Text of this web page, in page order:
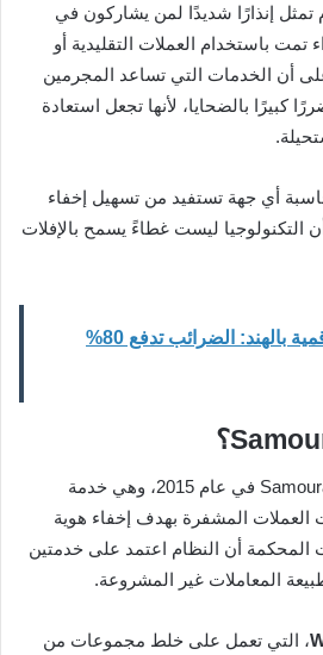
إنذارًا شديدًا لمن يشاركون في
باستخدام العملات التقليدية أو
أن الخدمات التي تساعد المجرمين
كبيرًا بالضحايا، لأنها تجعل استعادة
أي جهة تستفيد من تسهيل إخفاء
أن التكنولوجيا ليست غطاءً يسمح بالإفلات
العملات الرقمية بالهند: الضرائب تدفع 80%
بدأ رودريغيز وهيل تطوير Samourai في عام 2015، وهي خدمة
المشفرة بهدف إخفاء هوية
المحكمة أن النظام اعتمد على خدمتين
المعاملات غير المشروعة.
، التي تعمل على خلط مجموعات من